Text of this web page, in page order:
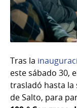
Tras la
este sábado 30,
trasladó hasta la
de Salto, para